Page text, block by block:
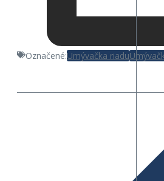
Označené:Umývačka riadu